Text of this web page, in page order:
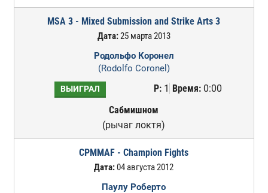
MSA 3 - Mixed Submission and Strike Arts 3
Дата:25 марта 2013
Родольфо Коронел
(Rodolfo Coronel)
ВЫИГРАЛ Р:1 Время:0:00
Сабмишном
(рычаг локтя)
CPMMAF - Champion Fights
Дата:04 августа 2012
Паулу Роберто